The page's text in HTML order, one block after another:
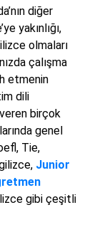
diğer
yakınlığı,
olmaları
çalışma
etmenin
dili
birçok
genel
Tie,
Junior
gibi çeşitli